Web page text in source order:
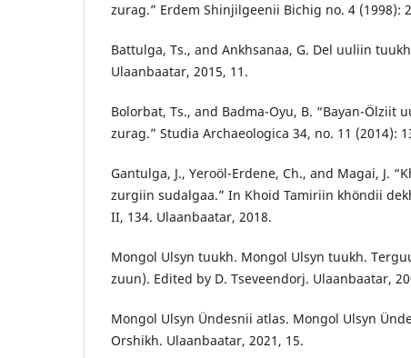
zurag.” Erdem Shinjilgeenii Bichig no. 4 (1998):
Battulga, Ts., and Ankhsanaa, G. Del uuliin
Ulaanbaatar, 2015, 11.
Bolorbat, Ts., and Badma-Oyu, B. “Bayan-Ölziit
zurag.” Studia Archaeologica 34, no. 11 (2014):
Gantulga, J., Yeroöl-Erdene, Ch., and Magai, J.
zurgiin sudalgaa.” In Khoid Tamiriin khöndii
II, 134. Ulaanbaatar, 2018.
Mongol Ulsyn tuukh. Mongol Ulsyn tuukh.
zuun). Edited by D. Tseveendorj. Ulaanbaatar,
Mongol Ulsyn Ündesnii atlas. Mongol Ulsyn
Orshikh. Ulaanbaatar, 2021, 15.